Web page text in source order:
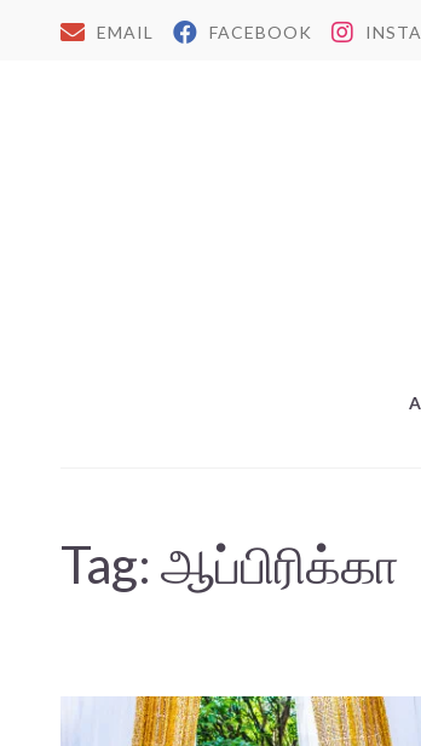
EMAIL FACEBOOK
Tag: ஆப்பிரிக்கா